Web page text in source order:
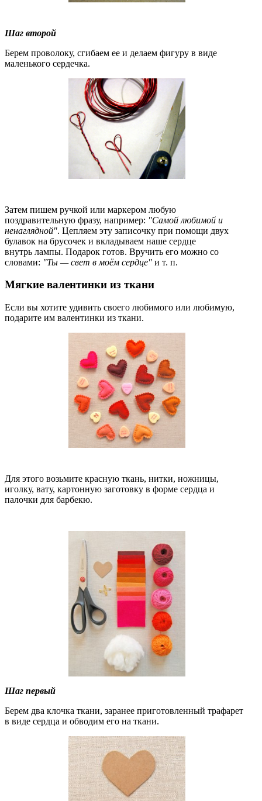
Шаг второй
Берем проволоку, сгибаем ее и делаем фигуру в виде
маленького сердечка.
Затем пишем ручкой или маркером любую
поздравительную фразу, например: "Самой любимой и
ненаглядной". Цепляем эту записочку при помощи двух
булавок на брусочек и вкладываем наше сердце
внутрь лампы. Подарок готов. Вручить его можно со
словами: "Ты — свет в моём сердце" и т. п.
Мягкие валентинки из ткани
Если вы хотите удивить своего любимого или любимую,
подарите им валентинки из ткани.
Для этого возьмите красную ткань, нитки, ножницы,
иголку, вату, картонную заготовку в форме сердца и
палочки для барбекю.
Шаг первый
Берем два клочка ткани, заранее приготовленный трафарет
в виде сердца и обводим его на ткани.